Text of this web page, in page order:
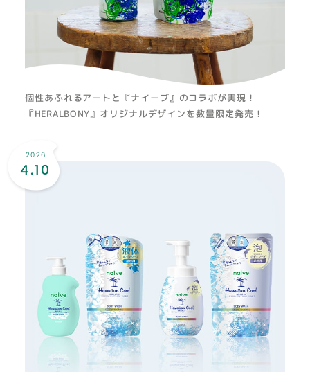
個性あふれるアートと『ナイーブ』のコラボが実現！
『HERALBONY』オリジナルデザインを数量限定発売！
2026
4.10